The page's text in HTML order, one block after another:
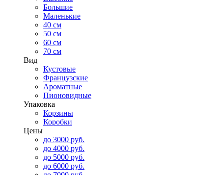
Большие
Маленькие
40 см
50 см
60 см
70 см
Вид
Кустовые
Французские
Ароматные
Пионовидные
Упаковка
Корзины
Коробки
Цены
до 3000 руб.
до 4000 руб.
до 5000 руб.
до 6000 руб.